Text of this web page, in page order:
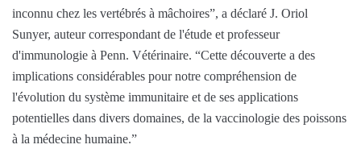
inconnu chez les vertébrés à mâchoires”, a déclaré J. Oriol
Sunyer, auteur correspondant de l'étude et professeur
d'immunologie à Penn. Vétérinaire. “Cette découverte a des
implications considérables pour notre compréhension de
l'évolution du système immunitaire et de ses applications
potentielles dans divers domaines, de la vaccinologie des poissons
à la médecine humaine.”